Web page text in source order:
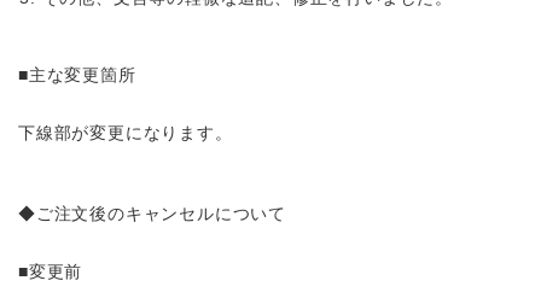
■主な変更箇所
下線部が変更になります。
◆ご注文後のキャンセルについて
■変更前